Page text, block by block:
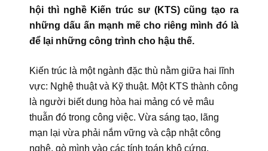
hội thì nghề Kiến trúc sư (KTS) cũng tạo ra
những dấu ấn mạnh mẽ cho riêng mình đó là
để lại những công trình cho hậu thế.
Kiến trúc là một ngành đặc thù nằm giữa hai lĩnh
vực: Nghệ thuật và Kỹ thuật. Một KTS thành công
là người biết dung hòa hai mảng có vẻ mâu
thuẫn đó trong công việc. Vừa sáng tạo, lãng
mạn lại vừa phải nắm vững và cập nhật công
nghệ, gò mình vào các tính toán khô cứng.